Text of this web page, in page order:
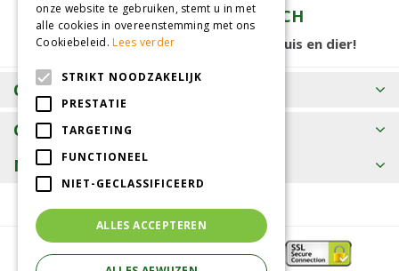
TUINCENTRUM KOLBACH
15.000 m2 winkelplezier voor tuin, huis en dier!
OPENINGSTIJDEN
CONTACT
MEER INFORMATIE
onze website te gebruiken, stemt u in met
alle cookies in overeenstemming met ons
Cookiebeleid.Lees verder
STRIKT NOODZAKELIJK
PRESTATIE
TARGETING
FUNCTIONEEL
NIET-GECLASSIFICEERD
ALLES ACCEPTEREN